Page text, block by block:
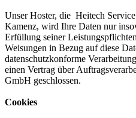
Unser Hoster, die Heitech
Kamenz, wird Ihre Daten nur
Erfüllung seiner
Weisungen in Bezug auf diese
datenschutzkonforme
einen Vertrag über
GmbH geschlossen.
Cookies